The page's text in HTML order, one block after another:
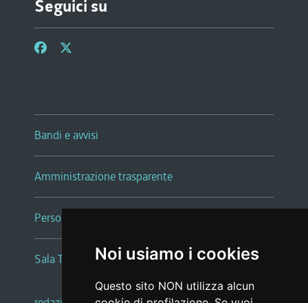
Noi usiamo i cookies
Questo sito NON utilizza alcun
Seguici su
Bandi e avvisi
Amministrazione trasparente
Persone e Uffici
Sala Tiziano Tessitori